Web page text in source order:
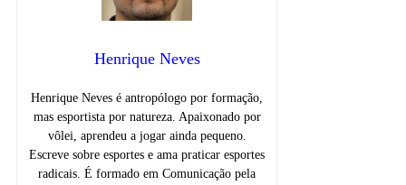
Henrique Neves
Henrique Neves é antropólogo por formação,
mas esportista por natureza. Apaixonado por
vôlei, aprendeu a jogar ainda pequeno.
Escreve sobre esportes e ama praticar esportes
radicais. É formado em Comunicação pela